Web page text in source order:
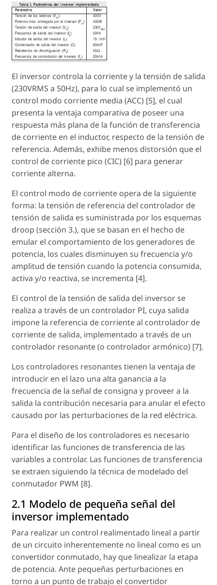
El inversor controla la corriente y la tensión de salida
(230VRMS a 50Hz), para lo cual se implementó un
control modo corriente media (ACC) [5], el cual
presenta la ventaja comparativa de poseer una
respuesta más plana de la función de transferencia
de corriente en el inductor, respecto de la tensión de
referencia. Además, exhibe menos distorsión que el
control de corriente pico (CIC) [6] para generar
corriente alterna.
El control modo de corriente opera de la siguiente
forma: la tensión de referencia del controlador de
tensión de salida es suministrada por los esquemas
droop (sección 3.), que se basan en el hecho de
emular el comportamiento de los generadores de
potencia, los cuales disminuyen su frecuencia y/o
amplitud de tensión cuando la potencia consumida,
activa y/o reactiva, se incrementa [4].
El control de la tensión de salida del inversor se
realiza a través de un controlador PI, cuya salida
impone la referencia de corriente al controlador de
corriente de salida, implementado a través de un
controlador resonante (o controlador armónico) [7].
Los controladores resonantes tienen la ventaja de
introducir en el lazo una alta ganancia a la
frecuencia de la señal de consigna y proveer a la
salida la contribución necesaria para anular el efecto
causado por las perturbaciones de la red eléctrica.
Para el diseño de los controladores es necesario
identificar las funciones de transferencia de las
variables a controlar. Las funciones de transferencia
se extraen siguiendo la técnica de modelado del
conmutador PWM [8].
2.1 Modelo de pequeña señal del
inversor implementado
Para realizar un control realimentado lineal a partir
de un circuito inherentemente no lineal como es un
convertidor conmutado, hay que linealizar la etapa
de potencia. Ante pequeñas perturbaciones en
torno a un punto de trabajo el convertidor